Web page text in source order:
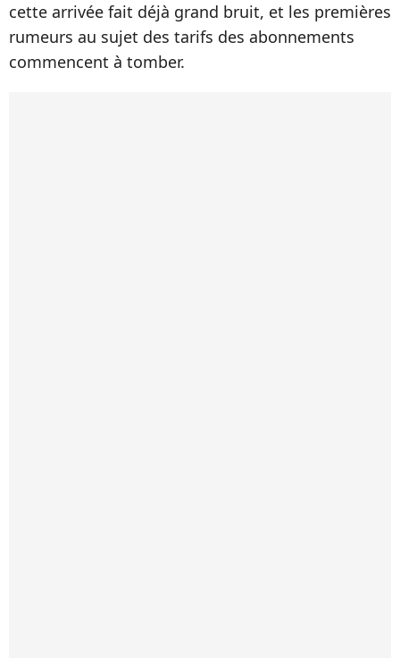
cette arrivée fait déjà grand bruit, et les premières
rumeurs au sujet des tarifs des abonnements
commencent à tomber.